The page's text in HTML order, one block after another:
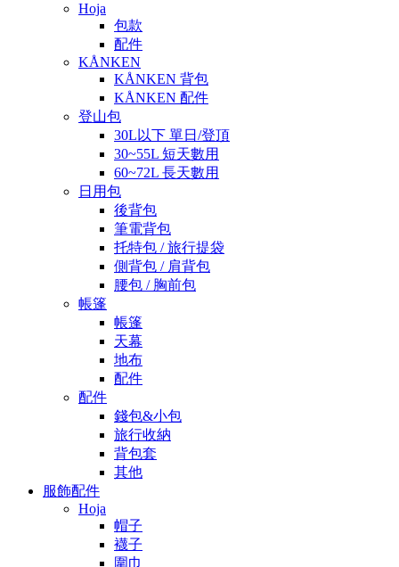
Hoja
包款
配件
KÅNKEN
KÅNKEN 背包
KÅNKEN 配件
登山包
30L以下 單日/登頂
30~55L 短天數用
60~72L 長天數用
日用包
後背包
筆電背包
托特包 / 旅行提袋
側背包 / 肩背包
腰包 / 胸前包
帳篷
帳篷
天幕
地布
配件
配件
錢包&小包
旅行收納
背包套
其他
服飾配件
Hoja
帽子
襪子
圍巾